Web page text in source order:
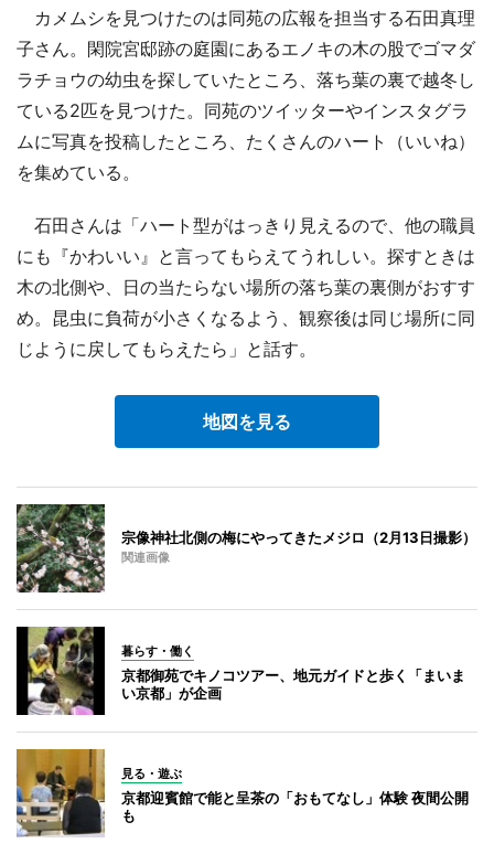
カメムシを見つけたのは同苑の広報を担当する石田真理
子さん。閑院宮邸跡の庭園にあるエノキの木の股でゴマダ
ラチョウの幼虫を探していたところ、落ち葉の裏で越冬し
ている2匹を見つけた。同苑のツイッターやインスタグラ
ムに写真を投稿したところ、たくさんのハート（いいね）
を集めている。
石田さんは「ハート型がはっきり見えるので、他の職員
にも『かわいい』と言ってもらえてうれしい。探すときは
木の北側や、日の当たらない場所の落ち葉の裏側がおすす
め。昆虫に負荷が小さくなるよう、観察後は同じ場所に同
じように戻してもらえたら」と話す。
地図を見る
宗像神社北側の梅にやってきたメジロ（2月13日撮影）
関連画像
暮らす・働く
京都御苑でキノコツアー、地元ガイドと歩く「まいま
い京都」が企画
見る・遊ぶ
京都迎賓館で能と呈茶の「おもてなし」体験 夜間公開
も